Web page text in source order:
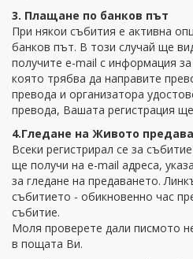
3. Плащане по банков път
При някои събития е активна
банков път. В този случай ще
получите e-mail с информация
която трябва да направите
превода и организатора
превода, Вашата регистрация
4.Гледане на Живото
Всеки регистрирал се за
ще получи на e-mail адреса,
за гледане на предаването.
събитието - обикновенно час
събитие.
Моля проверете дали писмото
в пощата Ви.